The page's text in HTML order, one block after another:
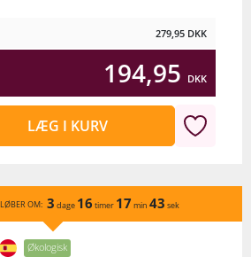
279,95 DKK
194,95 DKK
LÆG I KURV
OM: 3 dage 16 timer 17 min 43 sek
Økologisk